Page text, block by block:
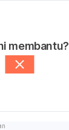
membantu?